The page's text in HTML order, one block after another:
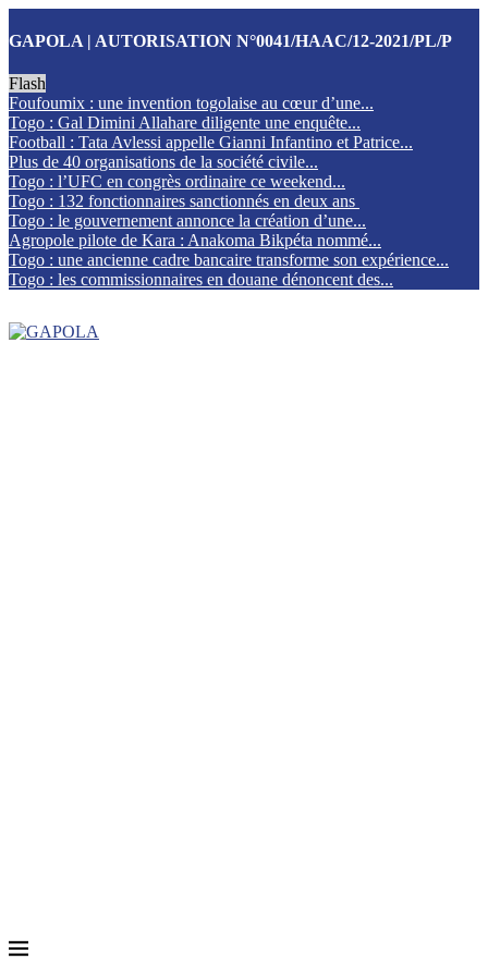
GAPOLA | AUTORISATION N°0041/HAAC/12-2021/PL/P
Flash
Foufoumix : une invention togolaise au cœur d’une...
Togo : Gal Dimini Allahare diligente une enquête...
Football : Tata Avlessi appelle Gianni Infantino et Patrice...
Plus de 40 organisations de la société civile...
Togo : l’UFC en congrès ordinaire ce weekend...
Togo : 132 fonctionnaires sanctionnés en deux ans
Togo : le gouvernement annonce la création d’une...
Agropole pilote de Kara : Anakoma Bikpéta nommé...
Togo : une ancienne cadre bancaire transforme son expérience...
Togo : les commissionnaires en douane dénoncent des...